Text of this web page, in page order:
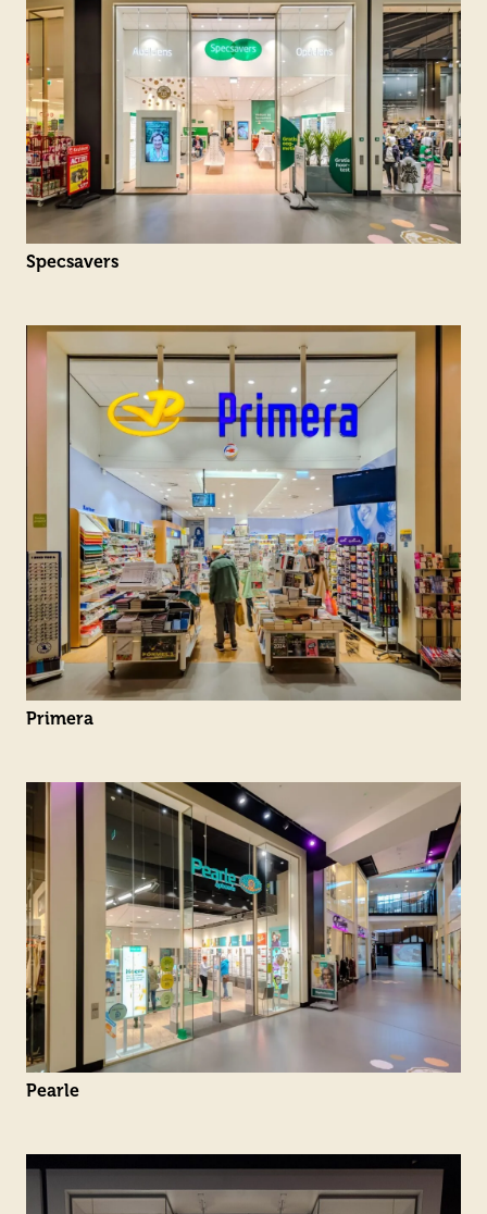
Specsavers
Primera
Pearle